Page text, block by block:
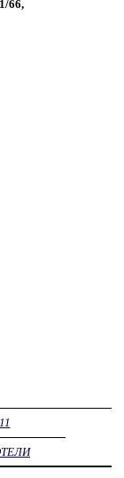
66,
11